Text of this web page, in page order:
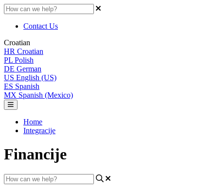
Contact Us
Croatian
HR Croatian
PL Polish
DE German
US English (US)
ES Spanish
MX Spanish (Mexico)
Home
Integracije
Financije